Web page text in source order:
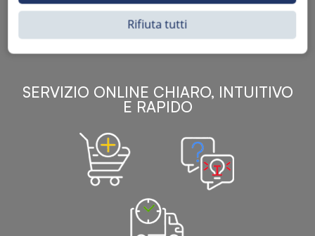
catalogo, attraverso la vendita B2B del ricco
assortimento di articoli originali rivolti a ricambisti,
officine meccaniche, aziende con parco macchine.
SERVIZIO ONLINE CHIARO, INTUITIVO
E RAPIDO
Rifiuta tutti